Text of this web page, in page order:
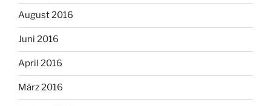
August 2016
Juni 2016
April 2016
März 2016